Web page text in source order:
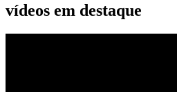
vídeos em destaque